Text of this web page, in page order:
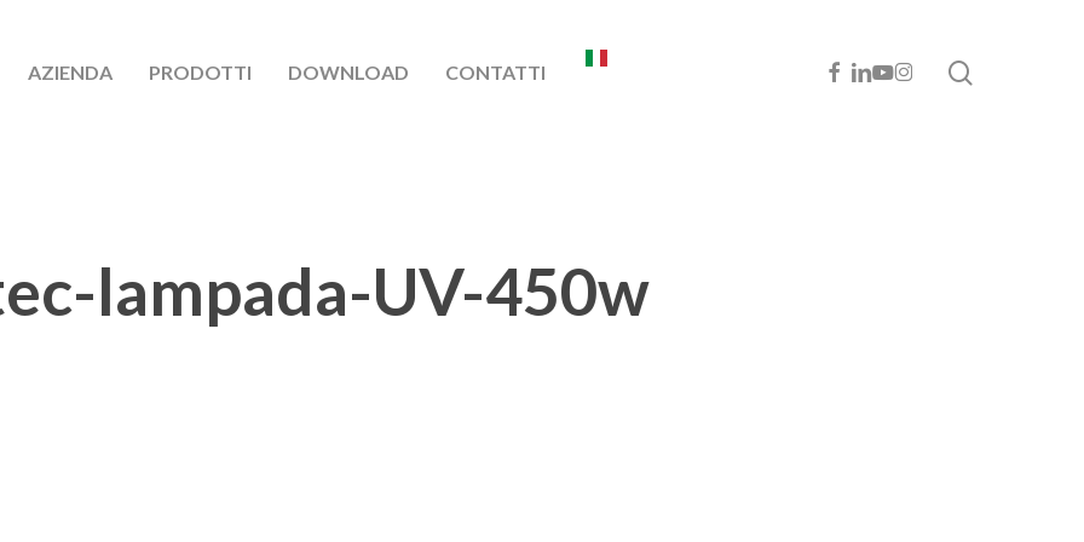
AZIENDA PRODOTTI DOWNLOAD CONTATTI FACEBOOK
LINKEDIN
YOUTUBE
INSTAGRAM
lampada-UV-450w